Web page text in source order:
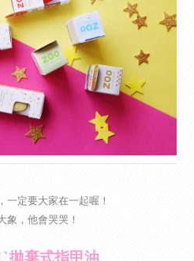
一定要大家在一起喔！
象，他會哭哭！